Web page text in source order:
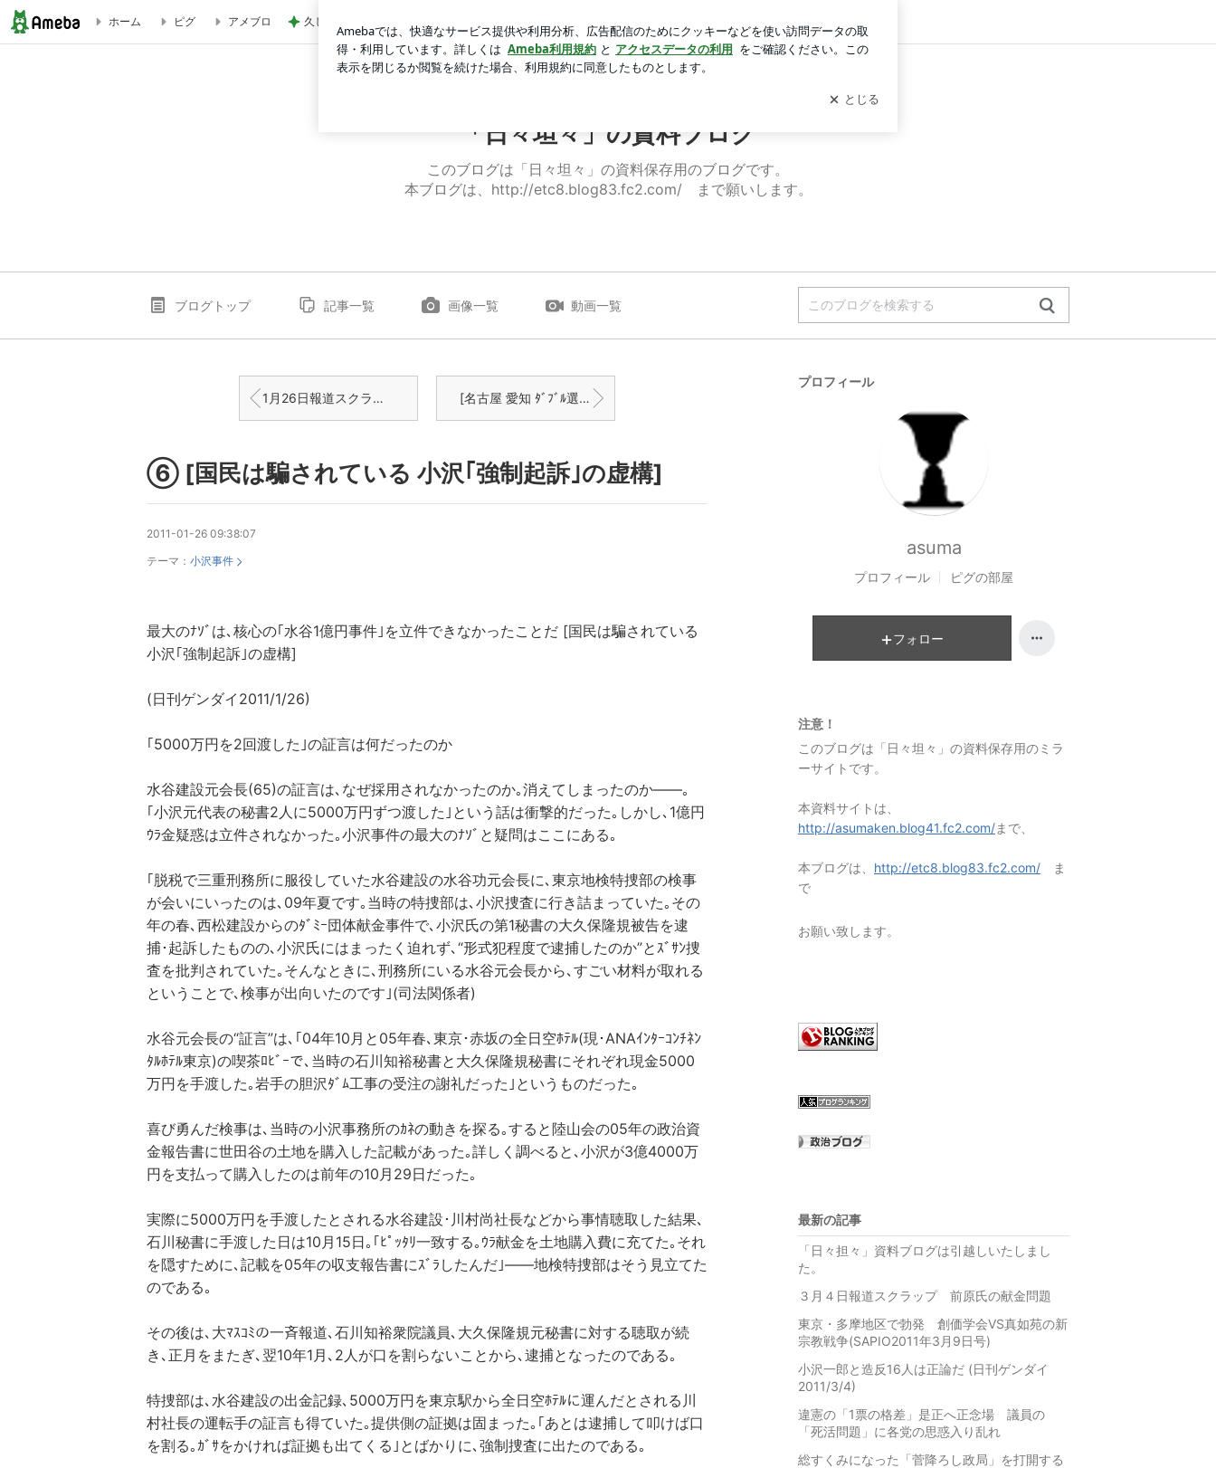
⑥ [国民は騙されている 小沢｢強制起訴｣の虚構] | 「日々坦々」の資料ブログ
ホーム ピグ アメブロ 久しぶりに食べたプリンの残念なこと 新規登録 ログイン
「日々坦々」の資料ブログ
このブログは「日々坦々」の資料保存用のブログです。
本ブログは、http://etc8.blog83.fc2.com/ まで願いします。
ブログトップ 記事一覧 画像一覧 動画一覧
1月26日報道スクラップ 小沢氏の証人喚問「行われない」 民主の参院国対委員長 [名古屋 愛知 ﾀﾞﾌﾞﾙ選挙]歴史的大惨敗で菅･岡田は頓死する
⑥ [国民は騙されている 小沢｢強制起訴｣の虚構]
2011-01-26 09:38:07
テーマ： 小沢事件
最大のﾅｿﾞは､核心の｢水谷1億円事件｣を立件できなかったことだ [国民は騙されている
小沢｢強制起訴｣の虚構]
(日刊ゲンダイ2011/1/26)
｢5000万円を2回渡した｣の証言は何だったのか
水谷建設元会長(65)の証言は､なぜ採用されなかったのか｡消えてしまったのか――｡
｢小沢元代表の秘書2人に5000万円ずつ渡した｣という話は衝撃的だった｡しかし､1億円
ｳﾗ金疑惑は立件されなかった｡小沢事件の最大のﾅｿﾞと疑問はここにある｡
｢脱税で三重刑務所に服役していた水谷建設の水谷功元会長に､東京地検特捜部の検事
が会いにいったのは､09年夏です｡当時の特捜部は､小沢捜査に行き詰まっていた｡その
年の春､西松建設からのﾀﾞﾐｰ団体献金事件で､小沢氏の第1秘書の大久保隆規被告を逮
捕･起訴したものの､小沢氏にはまったく迫れず､“形式犯程度で逮捕したのか”とｽﾞｻﾝ捜
査を批判されていた｡そんなときに､刑務所にいる水谷元会長から､すごい材料が取れる
ということで､検事が出向いたのです｣(司法関係者)
水谷元会長の“証言”は､｢04年10月と05年春､東京･赤坂の全日空ﾎﾃﾙ(現･ANAｲﾝﾀｰｺﾝﾁﾈﾝ
ﾀﾙﾎﾃﾙ東京)の喫茶ﾛﾋﾞｰで､当時の石川知裕秘書と大久保隆規秘書にそれぞれ現金5000
万円を手渡した｡岩手の胆沢ﾀﾞﾑ工事の受注の謝礼だった｣というものだった｡
喜び勇んだ検事は､当時の小沢事務所のｶﾈの動きを探る｡すると陸山会の05年の政治資
金報告書に世田谷の土地を購入した記載があった｡詳しく調べると､小沢が3億4000万
円を支払って購入したのは前年の10月29日だった｡
実際に5000万円を手渡したとされる水谷建設･川村尚社長などから事情聴取した結果､
石川秘書に手渡した日は10月15日｡｢ﾋﾟｯﾀﾘ一致する｡ｳﾗ献金を土地購入費に充てた｡それ
を隠すために､記載を05年の収支報告書にｽﾞﾗしたんだ｣――地検特捜部はそう見立てた
のである｡
その後は､大ﾏｽｺﾐの一斉報道､石川知裕衆院議員､大久保隆規元秘書に対する聴取が続
き､正月をまたぎ､翌10年1月､2人が口を割らないことから､逮捕となったのである｡
特捜部は､水谷建設の出金記録､5000万円を東京駅から全日空ﾎﾃﾙに運んだとされる川
村社長の運転手の証言も得ていた｡提供側の証拠は固まった｡｢あとは逮捕して叩けば口
を割る｡ｶﾞｻをかければ証拠も出てくる｣とばかりに､強制捜査に出たのである｡
プロフィール
asuma
プロフィール ピグの部屋
フォロー
注意！
このブログは「日々坦々」の資料保存用のミラ
ーサイトです。
本資料サイトは、
http://asumaken.blog41.fc2.com/まで、
本ブログは、 http://etc8.blog83.fc2.com/ ま
で
お願い致します。
最新の記事
「日々担々」資料ブログは引越しいたしまし
た。
３月４日報道スクラップ 前原氏の献金問題
東京・多摩地区で勃発 創価学会VS真如苑の新
宗教戦争(SAPIO2011年3月9日号)
小沢一郎と造反16人は正論だ (日刊ゲンダイ
2011/3/4)
違憲の「1票の格差」是正へ正念場 議員の
「死活問題」に各党の思惑入り乱れ
総すくみになった「菅降ろし政局」を打開する